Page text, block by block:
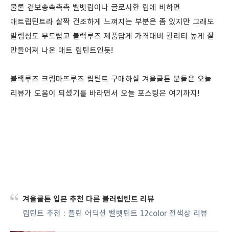
물론 겉보송속촉촉 벨벳립이나 글로시한 립에 비하면
매트립틴트라 살짝 건조하게 느껴지는 부분은 좀 있지만 그래도
발림성도 부드럽고 블랙루즈 제품답게 가격대비 퀄리티 높게 잘
만들어져 나온 매트 립틴트인듯!
블랙루즈 크림마뜨루즈 립틴트 구매하실 겨울쿨톤 분들은 오늘
리뷰가 도움이 되셨기를 바라면서 오늘 포스팅은 여기까지!
겨울쿨톤 입븐 추천 다른 블러립틴트 리뷰
립틴트 추천 : 플린 어딕션 벨벳틴트 12color 전색상 리뷰